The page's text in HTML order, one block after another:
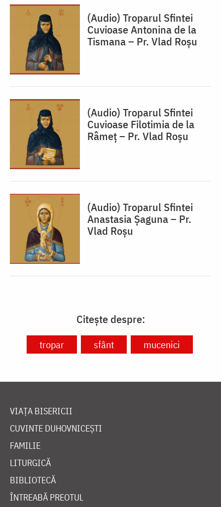
(Audio) Troparul Sfintei
Cuvioase Antonina de la
Tismana – Pr. Vlad Roșu
(Audio) Troparul Sfintei
Cuvioase Filotimia de la
Râmeț – Pr. Vlad Roșu
(Audio) Troparul Sfintei
Anastasia Șaguna – Pr.
Vlad Roșu
Citește despre:
tropar sfânt mucenici
VIAȚA BISERICII
CUVINTE DUHOVNICEȘTI
FAMILIE
LITURGICĂ
BIBLIOTECĂ
ÎNTREABĂ PREOTUL